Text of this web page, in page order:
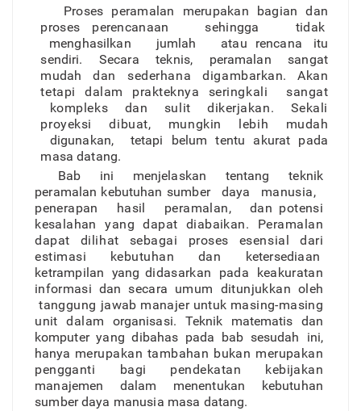
Proses peramalan merupakan bagiandan
proses perencanaan sehingga tidak
menghasilkan jumlah atau rencana itu
sendiri. Secara teknis, peramalan sangat
mudahdan sederhana digambarkan.Akan
tetapi dalam prakteknya seringkali sangat
kompleks dan sulit dikerjakan.
Sekali
proyeksi dibuat, mungkin lebih mudah
digunakan, tetapi belum tentu akurat pada
masa datang.
Bab ini menjelaskan tentangteknik
peramalan kebutuhan sumber daya manusia,
penerapan hasil peramalan,dan potensi
kesalahan yangdapat diabaikan. Peramalan
dapat dilihat sebagai proses esensial dari
estimasi kebutuhan dan ketersediaan
ketrampilan yang didasarkan pada
keakuratan
informasi dansecara umum ditunjukkan oleh
tanggung jawab manajer untuk masing-masing
unitdalamorganisasi. Teknik matematis dan
komputer yang dibahas pada bab sesudah ini,
hanya merupakan tambahan bukan merupakan
pengganti bagi pendekatan kebijakan
manajemen dalam menentukan kebutuhan
sumber daya manusia masa datang.